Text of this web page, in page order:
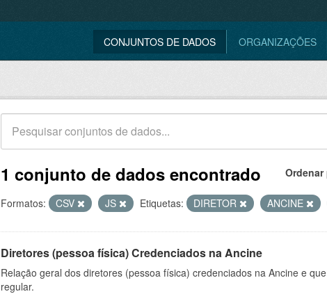
CONJUNTOS DE DADOS ORGANIZAÇÕES
Ordenar
1 conjunto de dados encontrado
Formatos: CSV JS Etiquetas: DIRETOR ANCINE
Diretores (pessoa física) Credenciados na Ancine
Relação geral dos diretores (pessoa física) credenciados na Ancine e
regular.